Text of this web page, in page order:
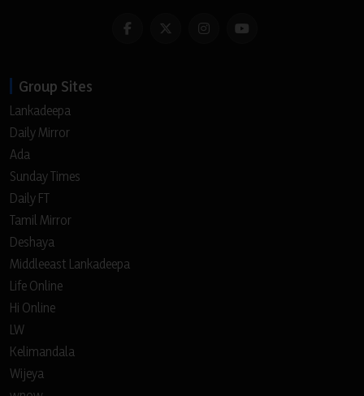
Group Sites
Lankadeepa
Daily Mirror
Ada
Sunday Times
Daily FT
Tamil Mirror
Deshaya
Middleeast Lankadeepa
Life Online
Hi Online
LW
Kelimandala
Wijeya